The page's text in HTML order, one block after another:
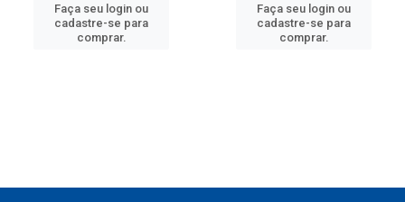
Faça seu login ou
cadastre-se para
comprar.
Faça seu login ou
cadastre-se para
comprar.